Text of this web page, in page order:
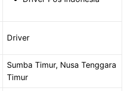
Driver
Sumba Timur, Nusa Tenggara
Timur